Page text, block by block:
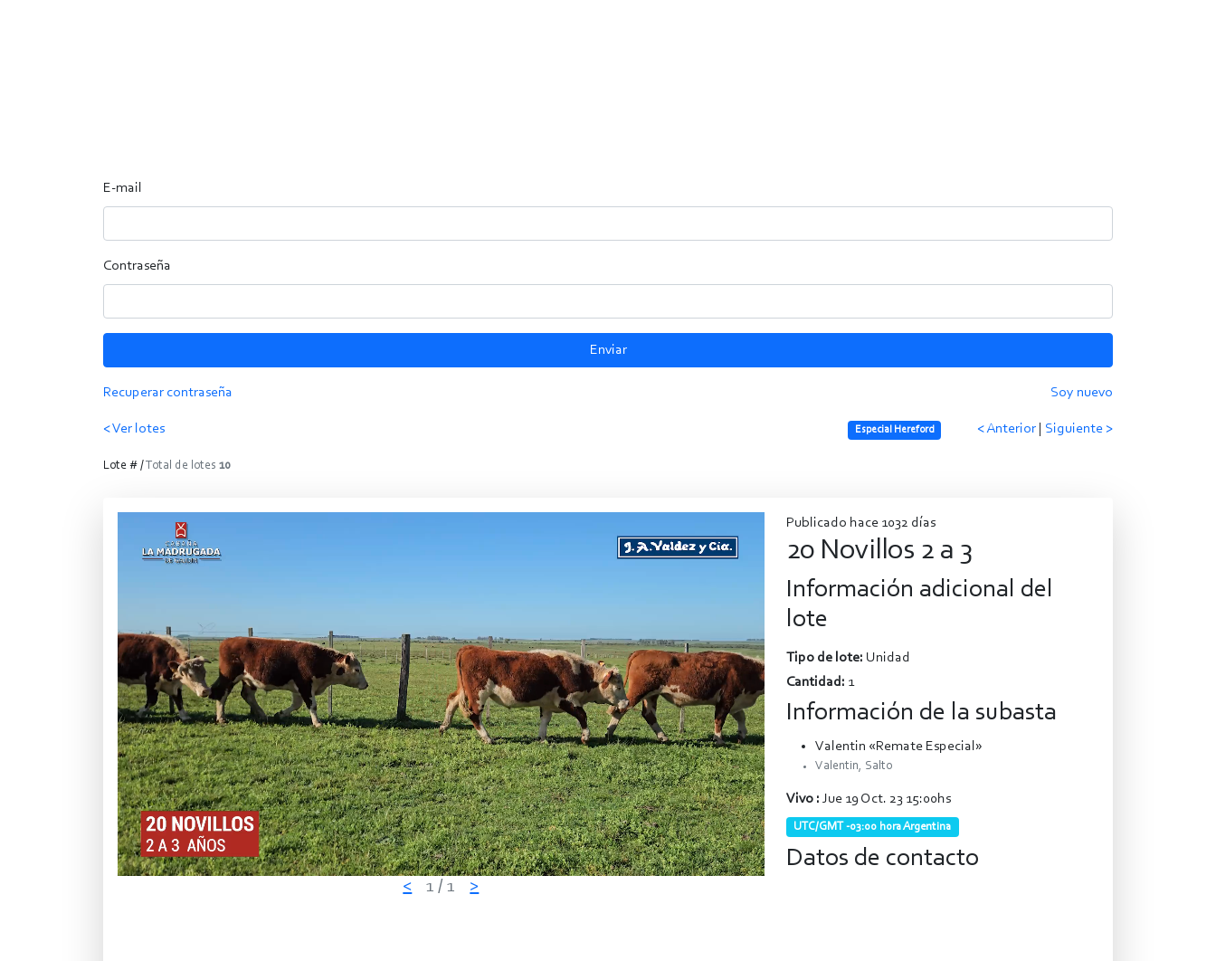
E-mail
Contraseña
Enviar
Recuperar contraseña Soy nuevo
< Ver lotes Especial Hereford
Lote # / Total de lotes 10
< Anterior Siguiente >
< 1 / 1 >
Publicado hace 1032 días
20 Novillos 2 a 3
Información adicional del
lote
Tipo de lote: Unidad
Cantidad: 1
Información de la subasta
Valentin «Remate Especial»
Valentin, Salto
Vivo : Jue 19 Oct. 23 15:00hs
UTC/GMT -03:00 hora Argentina
Datos de contacto